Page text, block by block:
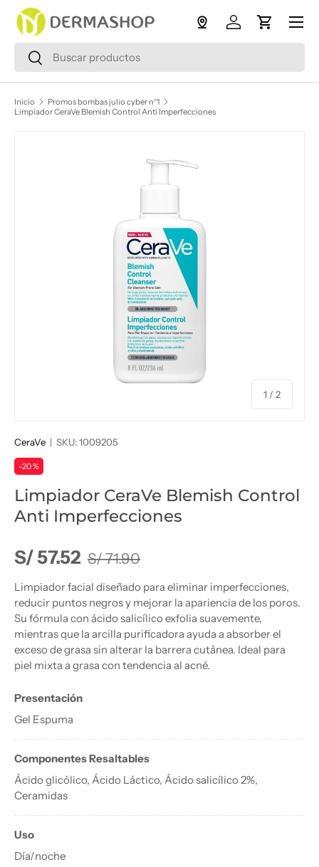
Ir al contenido
Buscar
Buscar
Iniciar sesión
Carrito
Menú
Inicio
Promos bombas julio cyber n°1
Limpiador CeraVe Blemish Control Anti Imperfecciones
1 / de
2
CeraVe | SKU:1009205
-20 %
Limpiador CeraVe Blemish Control
Anti Imperfecciones
Precio de venta
S/ 57.52 Precio normal
S/ 71.90
Limpiador facial diseñado para eliminar imperfecciones,
reducir puntos negros y mejorar la apariencia de los poros.
Su fórmula con ácido salicílico exfolia suavemente,
mientras que la arcilla purificadora ayuda a absorber el
exceso de grasa sin alterar la barrera cutánea. Ideal para
piel mixta a grasa con tendencia al acné.
Presentación
Gel Espuma
Componentes Resaltables
Ácido glicólico, Ácido Láctico, Ácido salicílico 2%,
Ceramidas
Uso
Día/noche